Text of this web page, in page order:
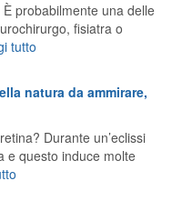
probabilmente una delle
fisiatra o
tutto
natura da ammirare,
Durante un’eclissi
e questo induce molte